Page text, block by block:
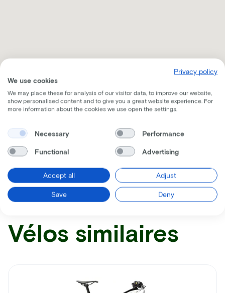
Recevez toutes les informations par mail
Vélos similaires
Privacy policy
We use cookies
We may place these for analysis of our visitor data, to improve our website,
show personalised content and to give you a great website experience. For
more information about the cookies we use open the settings.
Necessary Performance
Functional Advertising
Accept all Adjust
Save Deny